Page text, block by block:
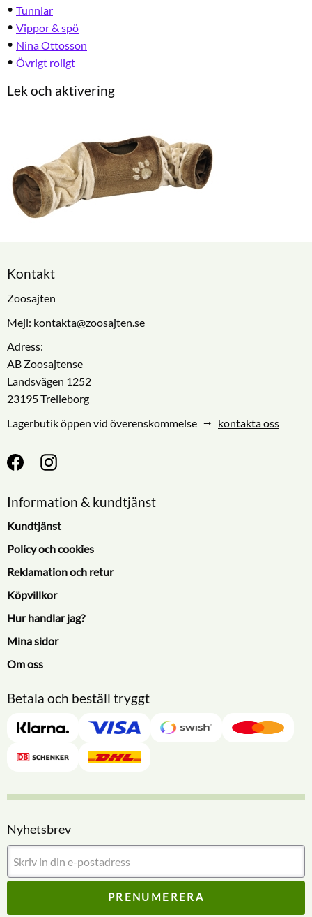
Tunnlar
Vippor & spö
Nina Ottosson
Övrigt roligt
Lek och aktivering
Kontakt
Zoosajten
Mejl: kontakta@zoosajten.se
Adress:
AB Zoosajtense
Landsvägen 1252
23195 Trelleborg
Lagerbutik öppen vid överenskommelse ⭢ kontakta oss
Information & kundtjänst
Kundtjänst
Policy och cookies
Reklamation och retur
Köpvillkor
Hur handlar jag?
Mina sidor
Om oss
Betala och beställ tryggt
Nyhetsbrev
PRENUMERERA